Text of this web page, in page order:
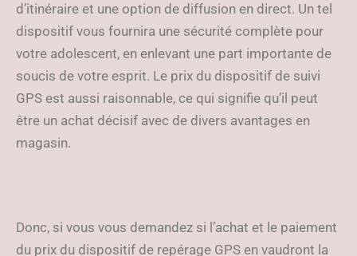
d’itinéraire et une option de diffusion en direct. Un tel
dispositif vous fournira une sécurité complète pour
votre adolescent, en enlevant une part importante de
soucis de votre esprit. Le prix du dispositif de suivi
GPS est aussi raisonnable, ce qui signifie qu’il peut
être un achat décisif avec de divers avantages en
magasin.
Donc, si vous vous demandez si l’achat et le paiement
du prix du dispositif de repérage GPS en vaudront la